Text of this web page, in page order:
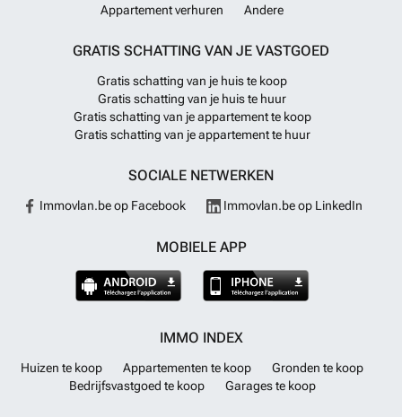
Appartement verhuren
Andere
GRATIS SCHATTING VAN JE VASTGOED
Gratis schatting van je huis te koop
Gratis schatting van je huis te huur
Gratis schatting van je appartement te koop
Gratis schatting van je appartement te huur
SOCIALE NETWERKEN
Immovlan.be op Facebook Immovlan.be op LinkedIn
MOBIELE APP
IMMO INDEX
Huizen te koop Appartementen te koop
Gronden te koop
Bedrijfsvastgoed te koop
Garages te koop